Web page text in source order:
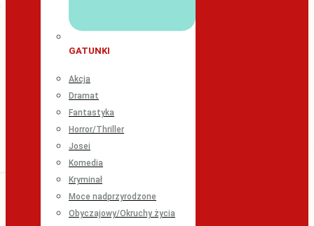
GATUNKI
Akcja
Dramat
Fantastyka
Horror/Thriller
Josei
Komedia
Kryminał
Moce nadprzyrodzone
Obyczajowy/Okruchy życia